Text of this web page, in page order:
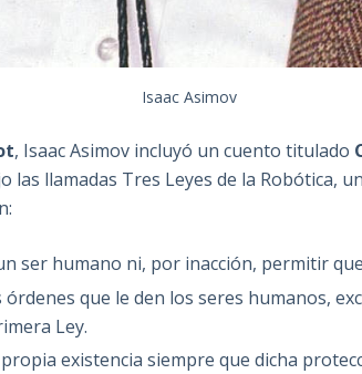
Isaac Asimov
, Isaac Asimov incluyó un cuento titulado
llamadas Tres Leyes de la Robótica,
ser humano ni, por inacción, permitir
que le den los seres humanos,
Ley.
existencia siempre que dicha